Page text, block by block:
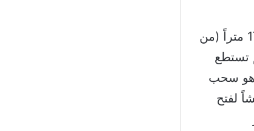
وفي هذا الإطار يتابع المصدر «وصل الحفر من سطح البحر إلى عمق 1713 متراً (من
البحر بعمق 35 متراً ولم تستطع
هو سحب
بآلات حفر أكبر أي إنزال رأس حفر بقطر 40 إنشاً لفتح